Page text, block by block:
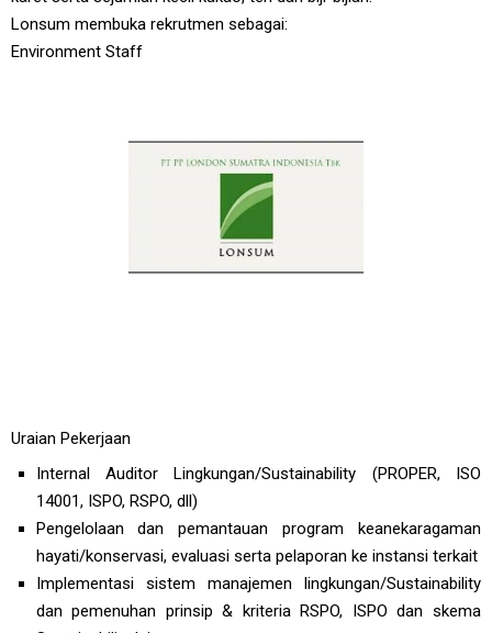
Lonsum membuka rekrutmen sebagai:
Environment Staff
Uraian Pekerjaan
Internal Auditor Lingkungan/Sustainability (PROPER, ISO
14001, ISPO, RSPO, dll)
Pengelolaan dan pemantauan program keanekaragaman
hayati/konservasi, evaluasi serta pelaporan ke instansi terkait
Implementasi sistem manajemen lingkungan/Sustainability
dan pemenuhan prinsip & kriteria RSPO, ISPO dan skema